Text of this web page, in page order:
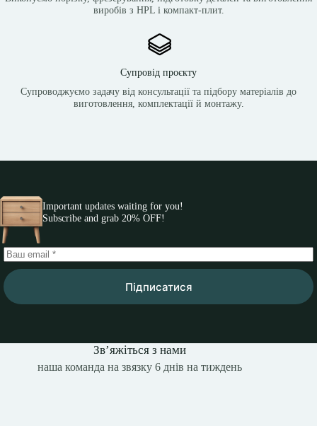
виробів з HPL і компакт-плит.
Супровід проєкту
Супроводжуємо задачу від консультації та підбору матеріалів до
виготовлення, комплектації й монтажу.
Important updates waiting for you!
Subscribe and grab 20% OFF!
Підписатися
Зв’яжіться з нами
наша команда на звязку 6 днів на тиждень